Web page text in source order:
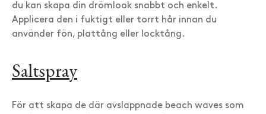
du kan skapa din drömlook snabbt och enkelt.
Applicera den i fuktigt eller torrt hår innan du
använder fön, plattång eller locktång.
Saltspray
För att skapa de där avslappnade beach waves som